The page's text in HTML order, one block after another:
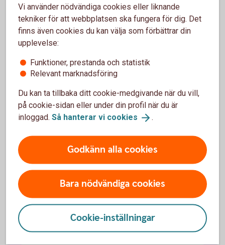
Låna till handpenningen
Handpenningslånet finns för dig som med kort
varsel ska betala handpenning för din blivande
bostad.
Handpenningslån
Låna till bostad
Skaffa lånelöfte
Vi använder nödvändiga cookies eller liknande
tekniker för att webbplatsen ska fungera för dig. Det
finns även cookies du kan välja som förbättrar din
upplevelse:
Funktioner, prestanda och statistik
Relevant marknadsföring
Du kan ta tillbaka ditt cookie-medgivande när du vill,
på cookie-sidan eller under din profil när du är
inloggad. Så hanterar vi cookies .
Godkänn alla cookies
Bara nödvändiga cookies
Cookie-inställningar